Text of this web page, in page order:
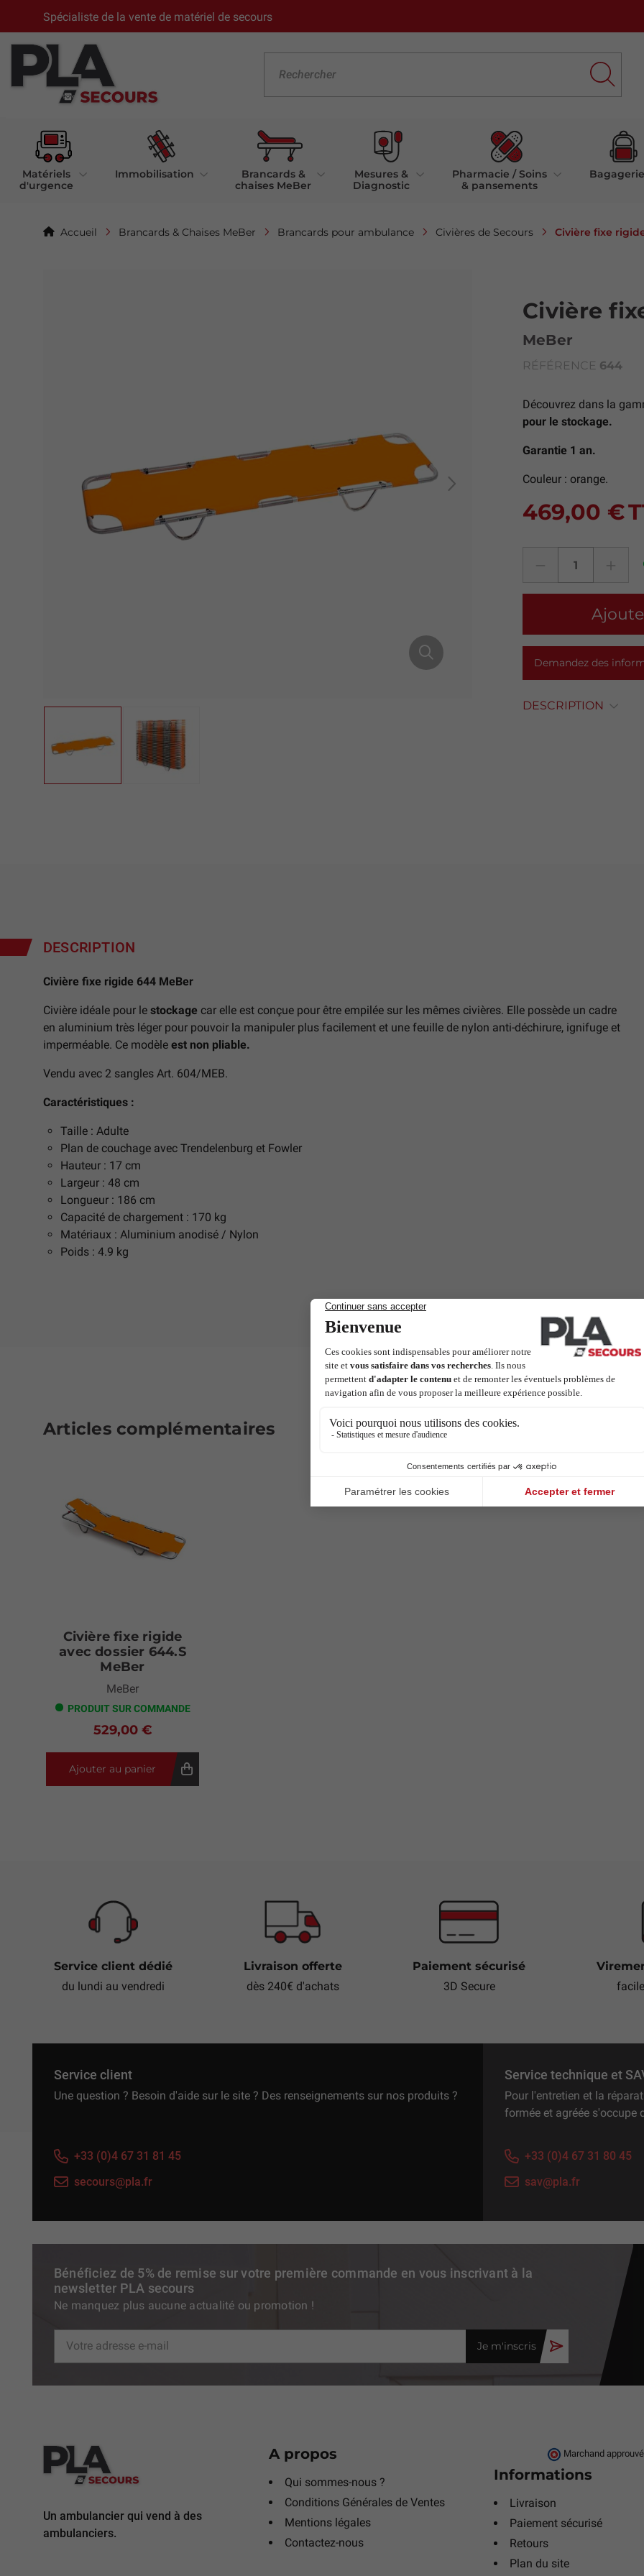
Spécialiste de la vente de matériel de secours
Matériels
d'urgence
Immobilisation
Brancards &
chaises MeBer
Mesures &
Diagnostic
Pharmacie / Soins
& pansements
Bagagerie
Accueil Brancards & Chaises MeBer Brancards pour ambulance Civières de Secours Civière fixe
Civière
MeBer
RÉFÉRENCE 644
Découvrez dans la
pour le stockage.
Garantie 1 an.
Couleur : orange.
469,00 €
Demandez des
DESCRIPTION
DESCRIPTION
Civière fixe rigide 644 MeBer
Civière idéale pour le stockage car elle est conçue pour être empilée sur les mêmes civières. Elle possède un cadre
en aluminium très léger pour pouvoir la manipuler plus facilement et une feuille de nylon anti-déchirure, ignifuge et
imperméable. Ce modèle est non pliable.
Vendu avec 2 sangles Art. 604/MEB.
Caractéristiques :
Taille : Adulte
Plan de couchage avec Trendelenburg et Fowler
Hauteur : 17 cm
Largeur : 48 cm
Longueur : 186 cm
Capacité de chargement : 170 kg
Matériaux : Aluminium anodisé / Nylon
Poids : 4.9 kg
Articles complémentaires
Civière fixe rigide
avec dossier 644.S
MeBer
MeBer
PRODUIT SUR COMMANDE
529,00 €
Ajouter au panier
Service client dédié
du lundi au vendredi
Livraison offerte
dès 240€ d'achats
Paiement sécurisé
3D Secure
Bénéficiez de 5% de remise sur votre première commande en vous inscrivant à la
newsletter PLA secours
Ne manquez plus aucune actualité ou promotion !
Je m'inscris
Service client
Une question ? Besoin d'aide sur le site ? Des renseignements sur nos produits ?
+33 (0)4 67 31 81 45
secours@pla.fr
Service technique et
Pour l'entretien et la
formée et agréée s'occupe
+33 (0)4 67 31 80 45
sav@pla.fr
Un ambulancier qui vend à des
ambulanciers.
A propos
Qui sommes-nous ?
Conditions Générales de Ventes
Mentions légales
Contactez-nous
Marchand
Informations
Livraison
Paiement sécurisé
Retours
Plan du site